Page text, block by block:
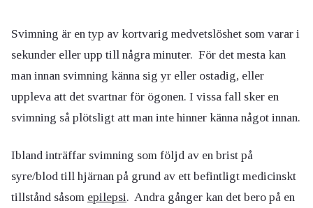
Svimning är en typ av kortvarig medvetslöshet som varar i
sekunder eller upp till några minuter. För det mesta kan
man innan svimning känna sig yr eller ostadig, eller
uppleva att det svartnar för ögonen. I vissa fall sker en
svimning så plötsligt att man inte hinner känna något innan.
Ibland inträffar svimning som följd av en brist på
syre/blod till hjärnan på grund av ett befintligt medicinskt
tillstånd såsom epilepsi. Andra gånger kan det bero på en